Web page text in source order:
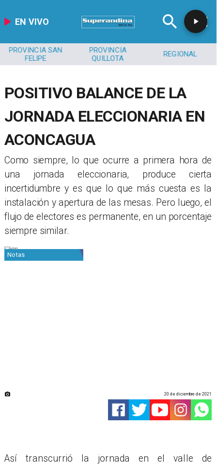
EN VIVO
PROVINCIA SAN
FELIPE
PROVINCIA
QUILLOTA
REGIONAL
POSITIVO BALANCE DE LA
JORNADA ELECCIONARIA EN
ACONCAGUA
Como siempre, lo que ocurre a primera hora de
una jornada eleccionaria, produce cierta
incertidumbre y es que lo que más cuesta es la
instalación y apertura de las mesas. Pero luego, el
flujo de electores es permanente, en un porcentaje
siempre similar.
Notas
20 de diciembre de 2021
Así transcurrió la jornada en el valle de